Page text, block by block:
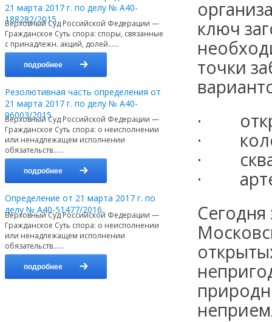
21 марта 2017 г. по делу № А40-
188282/2015
Верховный Суд Российской Федерации —
Гражданское Суть спора: споры, связанные
с принадлежн. акций, долей…...
подробнее
Резолютивная часть определения от
21 марта 2017 г. по делу № А40-
96003/2015
Верховный Суд Российской Федерации —
Гражданское Суть спора: о неисполнении
или ненадлежащем исполнении
обязательств…...
подробнее
Определение от 21 марта 2017 г. по
делу № А40-51477/2016
Верховный Суд Российской Федерации —
Гражданское Суть спора: о неисполнении
или ненадлежащем исполнении
обязательств…...
подробнее
ключ
точки
·
·
·
·
Сегодня